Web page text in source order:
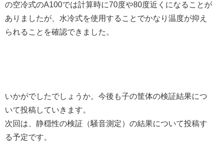
の空冷式のA100では計算時に70度や80度近くになることが
ありましたが、水冷式を使用することでかなり温度が抑え
られることを確認できました。
いかがでしたでしょうか。今後も子の筐体の検証結果につ
いて投稿していきます。
次回は、静穏性の検証（騒音測定）の結果について投稿す
る予定です。